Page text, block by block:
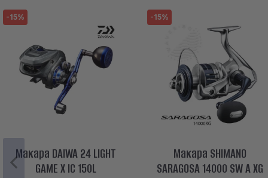
-15%
Макара DAIWA 24 LIGHT
GAME X IC 150L
-15%
Макара SHIMANO
SARAGOSA 14000 SW A XG